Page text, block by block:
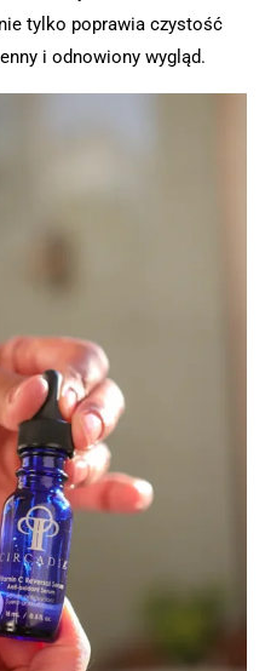
tylko poprawia czystość
i odnowiony wygląd.